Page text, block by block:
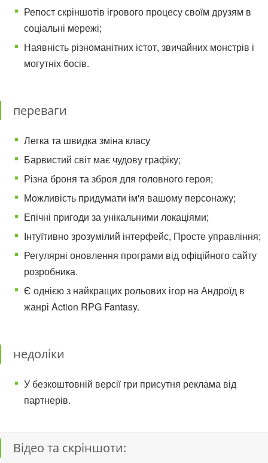
Репост скріншотів ігрового процесу своїм друзям в
соціальні мережі;
Наявність різноманітних істот, звичайних монстрів і
могутніх босів.
переваги
Легка та швидка зміна класу
Барвистий світ має чудову графіку;
Різна броня та зброя для головного героя;
Можливість придумати ім'я вашому персонажу;
Епічні пригоди за унікальними локаціями;
Інтуїтивно зрозумілий інтерфейс, Просте управління;
Регулярні оновлення програми від офіційного сайту
розробника.
Є однією з найкращих рольових ігор на Андроїд в
жанрі Action RPG Fantasy.
недоліки
У безкоштовній версії гри присутня реклама від
партнерів.
Відео та скріншоти: